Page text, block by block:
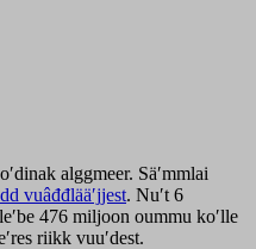
alggmeer. Säʹmmlai
vuâđđlääʹjjest. Nuʹt 6
476 miljoon oummu koʹlle
riikk vuuʹdest.